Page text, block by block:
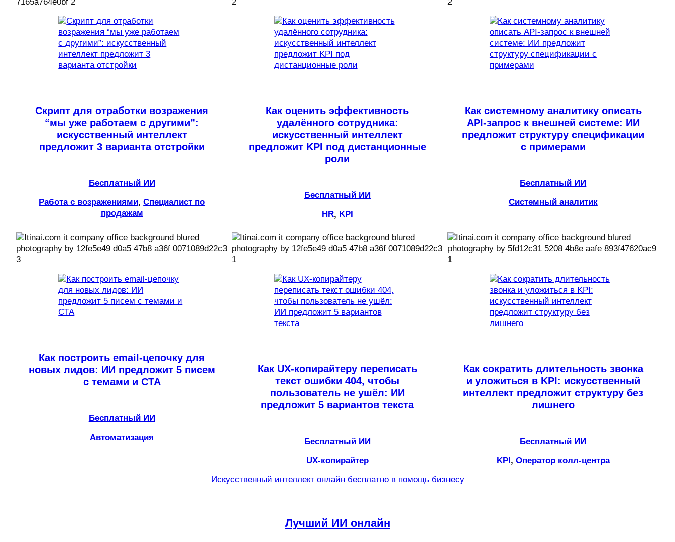
Скрипт для отработки возражения
“мы уже работаем с другими”:
искусственный интеллект
предложит 3 варианта отстройки
Бесплатный ИИ
Работа с возражениями, Специалист по
продажам
Как оценить эффективность
удалённого сотрудника:
искусственный интеллект
предложит KPI под дистанционные
роли
Бесплатный ИИ
HR, KPI
Как системному аналитику описать
API-запрос к внешней системе: ИИ
предложит структуру спецификации
с примерами
Бесплатный ИИ
Системный аналитик
Как построить email-цепочку для
новых лидов: ИИ предложит 5 писем
с темами и CTA
Бесплатный ИИ
Автоматизация
Как UX-копирайтеру переписать
текст ошибки 404, чтобы
пользователь не ушёл: ИИ
предложит 5 вариантов текста
Бесплатный ИИ
UX-копирайтер
Как сократить длительность звонка
и уложиться в KPI: искусственный
интеллект предложит структуру без
лишнего
Бесплатный ИИ
KPI , Оператор колл-центра
Искусственный интеллект онлайн бесплатно в помощь бизнесу
Лучший ИИ онлайн